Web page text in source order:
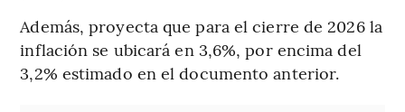
Además, proyecta que para el cierre de 2026 la
inflación se ubicará en 3,6%, por encima del
3,2% estimado en el documento anterior.